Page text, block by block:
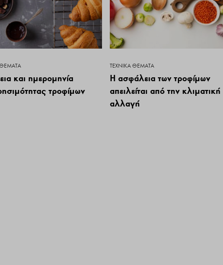
και ημερομηνία
τροφίμων
ΤΕΧΝΙΚΆ ΘΈΜΑΤΑ
Η ασφάλεια των τροφίμων
απειλείται από την κλιματική
αλλαγή